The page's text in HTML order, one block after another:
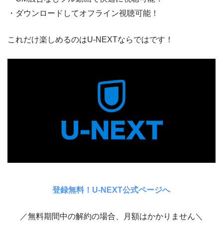
・ダウンロードしてオフライン視聴可能！
これだけ楽しめるのはU-NEXTならではです！
登録無料！U-NEXT公式ページへ
／無料期間中の解約の場合、月額はかかりません＼